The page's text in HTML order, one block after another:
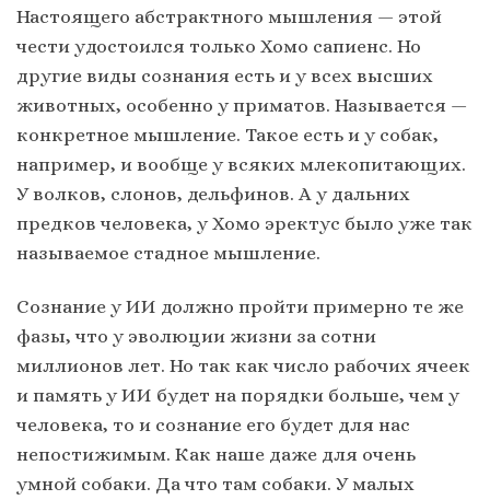
Настоящего абстрактного мышления — этой
чести удостоился только Хомо сапиенс. Но
другие виды сознания есть и у всех высших
животных, особенно у приматов. Называется —
конкретное мышление. Такое есть и у собак,
например, и вообще у всяких млекопитающих.
У волков, слонов, дельфинов. А у дальних
предков человека, у Хомо эректус было уже так
называемое стадное мышление.
Сознание у ИИ должно пройти примерно те же
фазы, что у эволюции жизни за сотни
миллионов лет. Но так как число рабочих ячеек
и память у ИИ будет на порядки больше, чем у
человека, то и сознание его будет для нас
непостижимым. Как наше даже для очень
умной собаки. Да что там собаки. У малых